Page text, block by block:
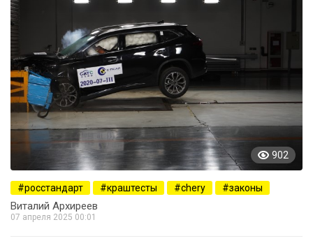
902
росстандарт краштесты chery законы
Виталий Архиреев
07 апреля 2025 00:01